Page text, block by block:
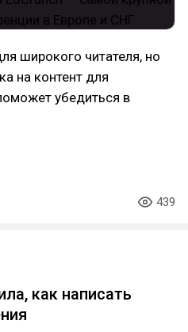
широкого читателя, но
на контент для
убедиться в
439
как написать